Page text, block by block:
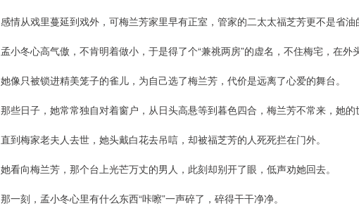
感情从戏里蔓延到戏外，可梅兰芳家里早有正室，管家的二太太福芝芳更不是省油
孟小冬心高气傲，不肯明着做小，于是得了个“兼祧两房”的虚名，不住梅宅，在外
她像只被锁进精美笼子的雀儿，为自己选了梅兰芳，代价是远离了心爱的舞台。
那些日子，她常常独自对着窗户，从日头高悬等到暮色四合，梅兰芳不常来，她的
直到梅家老夫人去世，她头戴白花去吊唁，却被福芝芳的人死死拦在门外。
她看向梅兰芳，那个台上光芒万丈的男人，此刻却别开了眼，低声劝她回去。
那一刻，孟小冬心里有什么东西“咔嚓”一声碎了，碎得干干净净。